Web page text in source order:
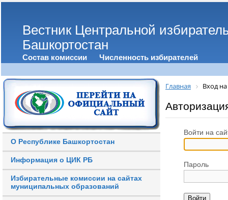
Вестник Центральной
Башкортостан
Состав комиссии Численность избирателей
О Республике Башкортостан
Информация о ЦИК РБ
Избирательные комиссии на сайтах
муниципальных образований
Главная Вход на
Войти на
Пароль